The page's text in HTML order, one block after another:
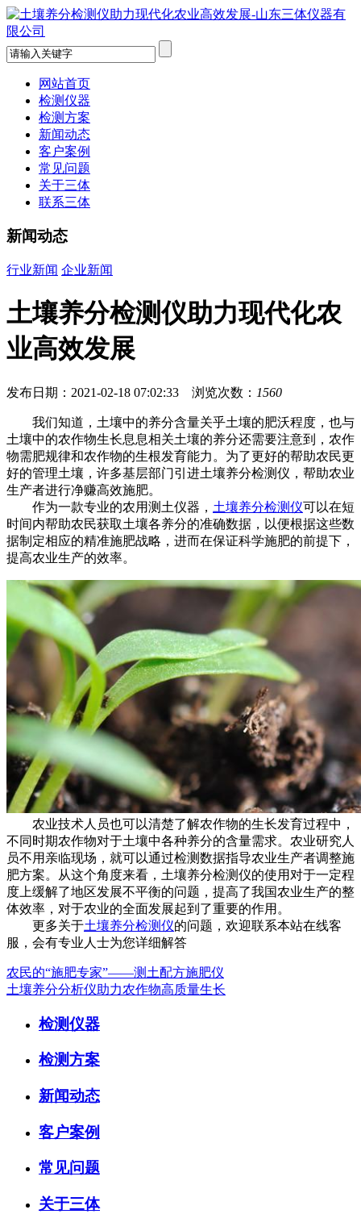
网站首页
检测仪器
检测方案
新闻动态
客户案例
常见问题
关于三体
联系三体
新闻动态
行业新闻 企业新闻
土壤养分检测仪助力现代化农
业高效发展
发布日期：2021-02-18 07:02:33 浏览次数： 1560
我们知道，土壤中的养分含量关乎土壤的肥沃程度，也与
土壤中的农作物生长息息相关土壤的养分还需要注意到，农作
物需肥规律和农作物的生根发育能力。为了更好的帮助农民更
好的管理土壤，许多基层部门引进土壤养分检测仪，帮助农业
生产者进行净赚高效施肥。
作为一款专业的农用测土仪器， 土壤养分检测仪可以在短
时间内帮助农民获取土壤各养分的准确数据，以便根据这些数
据制定相应的精准施肥战略，进而在保证科学施肥的前提下，
提高农业生产的效率。
农业技术人员也可以清楚了解农作物的生长发育过程中，
不同时期农作物对于土壤中各种养分的含量需求。农业研究人
员不用亲临现场，就可以通过检测数据指导农业生产者调整施
肥方案。从这个角度来看，土壤养分检测仪的使用对于一定程
度上缓解了地区发展不平衡的问题，提高了我国农业生产的整
体效率，对于农业的全面发展起到了重要的作用。
更多关于土壤养分检测仪的问题，欢迎联系本站在线客
服，会有专业人士为您详细解答
农民的“施肥专家”——测土配方施肥仪
土壤养分分析仪助力农作物高质量生长
检测仪器
检测方案
新闻动态
客户案例
常见问题
关于三体